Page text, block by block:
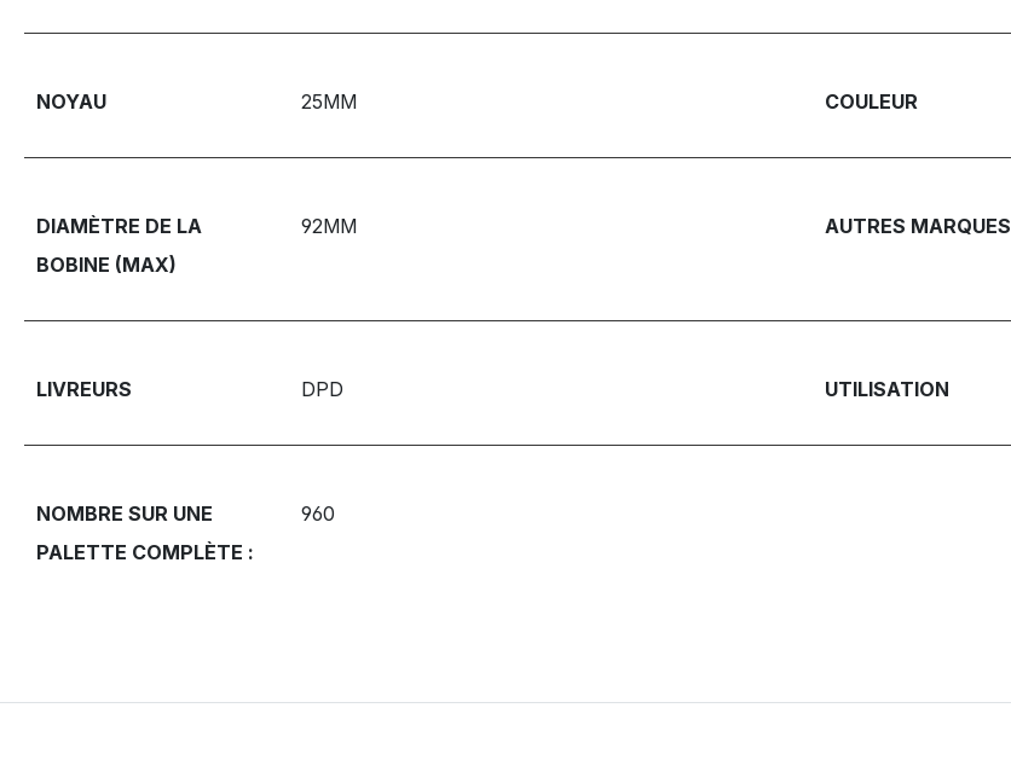
NOYAU 25MM COULEUR
DIAMÈTRE DE LA
BOBINE (MAX)
92MM AUTRES MARQUES
LIVREURS DPD UTILISATION
NOMBRE SUR UNE
PALETTE COMPLÈTE :
960